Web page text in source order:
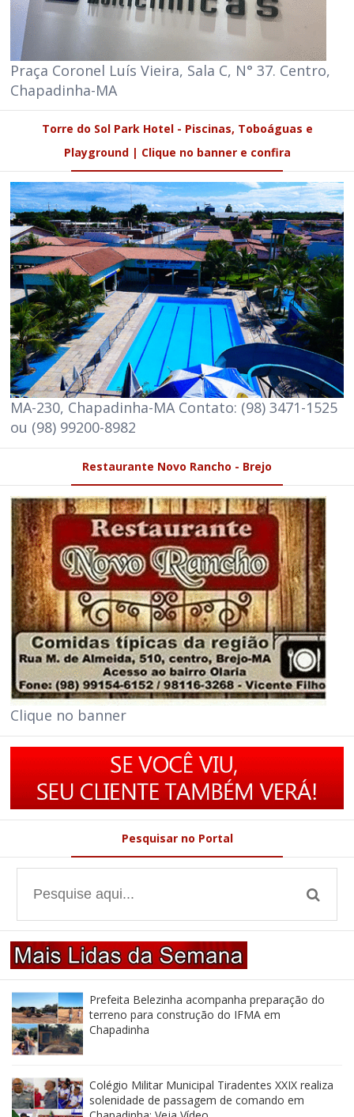
Praça Coronel Luís Vieira, Sala C, N° 37. Centro,
Chapadinha-MA
Torre do Sol Park Hotel - Piscinas, Toboáguas e
Playground | Clique no banner e confira
MA-230, Chapadinha-MA Contato: (98) 3471-1525
ou (98) 99200-8982
Restaurante Novo Rancho - Brejo
Clique no banner
Pesquisar no Portal
Prefeita Belezinha acompanha preparação do
terreno para construção do IFMA em
Chapadinha
Colégio Militar Municipal Tiradentes XXIX realiza
solenidade de passagem de comando em